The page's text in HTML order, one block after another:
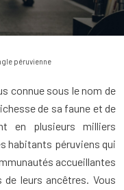
péruvienne
connue sous le nom de
de sa faune et de
en plusieurs milliers
habitants péruviens qui
accueillantes
leurs ancêtres. Vous